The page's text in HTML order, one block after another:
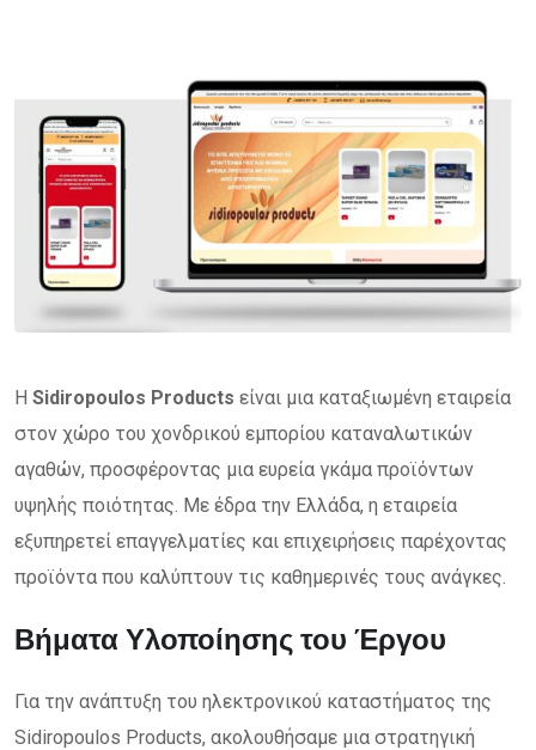
Η Sidiropoulos Products είναι μια καταξιωμένη εταιρεία
στον χώρο του χονδρικού εμπορίου καταναλωτικών
αγαθών, προσφέροντας μια ευρεία γκάμα προϊόντων
υψηλής ποιότητας. Με έδρα την Ελλάδα, η εταιρεία
εξυπηρετεί επαγγελματίες και επιχειρήσεις παρέχοντας
προϊόντα που καλύπτουν τις καθημερινές τους ανάγκες.
Βήματα Υλοποίησης του Έργου
Για την ανάπτυξη του ηλεκτρονικού καταστήματος της
Sidiropoulos Products, ακολουθήσαμε μια στρατηγική